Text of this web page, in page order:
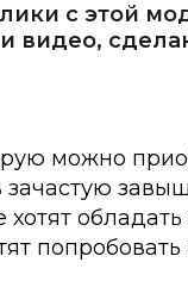
с этой
видео,
можно
зачастую